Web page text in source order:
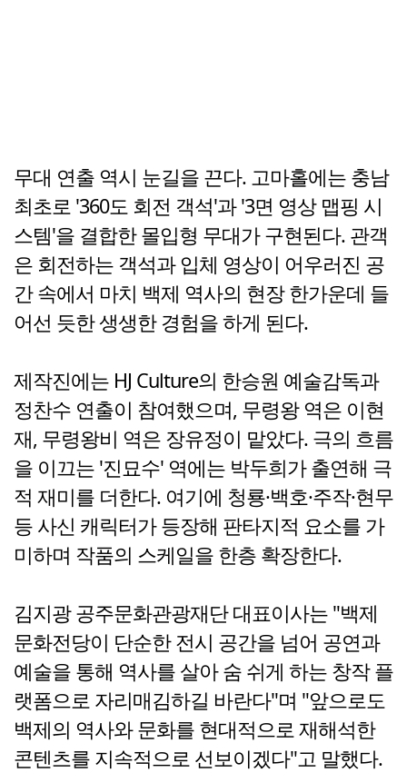
무대 연출 역시 눈길을 끈다. 고마홀에는 충남
최초로 '360도 회전 객석'과 '3면 영상 맵핑 시
스템'을 결합한 몰입형 무대가 구현된다. 관객
은 회전하는 객석과 입체 영상이 어우러진 공
간 속에서 마치 백제 역사의 현장 한가운데 들
어선 듯한 생생한 경험을 하게 된다.
제작진에는 HJ Culture의 한승원 예술감독과
정찬수 연출이 참여했으며, 무령왕 역은 이현
재, 무령왕비 역은 장유정이 맡았다. 극의 흐름
을 이끄는 '진묘수' 역에는 박두희가 출연해 극
적 재미를 더한다. 여기에 청룡·백호·주작·현무
등 사신 캐릭터가 등장해 판타지적 요소를 가
미하며 작품의 스케일을 한층 확장한다.
김지광 공주문화관광재단 대표이사는 "백제
문화전당이 단순한 전시 공간을 넘어 공연과
예술을 통해 역사를 살아 숨 쉬게 하는 창작 플
랫폼으로 자리매김하길 바란다"며 "앞으로도
백제의 역사와 문화를 현대적으로 재해석한
콘텐츠를 지속적으로 선보이겠다"고 말했다.